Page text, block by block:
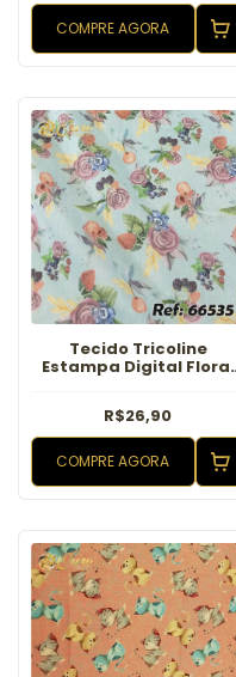
COMPRE AGORA
Tecido Tricoline
Estampa Digital Floral
R$26,90
COMPRE AGORA